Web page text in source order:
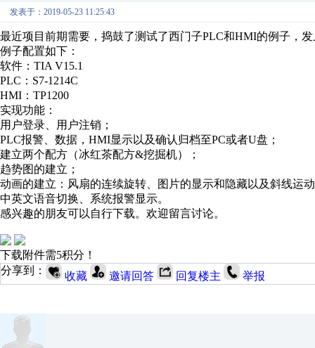
发表于：2019-05-23 11:25:43
最近项目前期需要，捣鼓了测试了西门子PLC和HMI的例子，
例子配置如下：
软件：TIA V15.1
PLC：S7-1214C
HMI：TP1200
实现功能：
用户登录、用户注销；
PLC报警、数据，HMI显示以及确认归档至PC或者U盘；
建立两个配方（冰红茶配方&挖掘机）；
趋势图的建立；
动画的建立：风扇的连续旋转、图片的显示和隐藏以及斜线运
中英文语音切换、系统报警显示。
感兴趣的朋友可以自行下载。欢迎留言讨论。
下载附件需5积分！
分享到：
收藏 邀请回答 回复楼主 举报